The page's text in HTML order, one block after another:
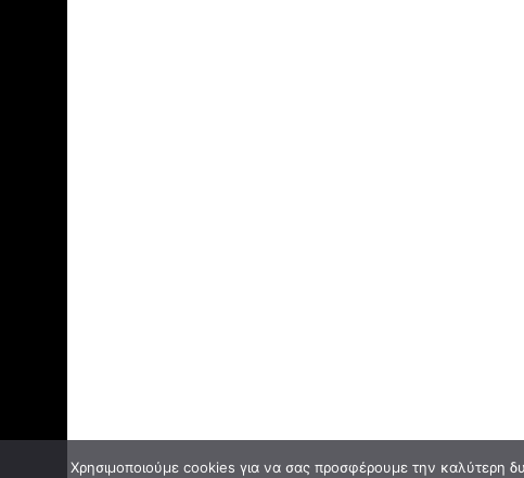
Χρησιμοποιούμε cookies για να σας προσφέρουμε την καλύτερη